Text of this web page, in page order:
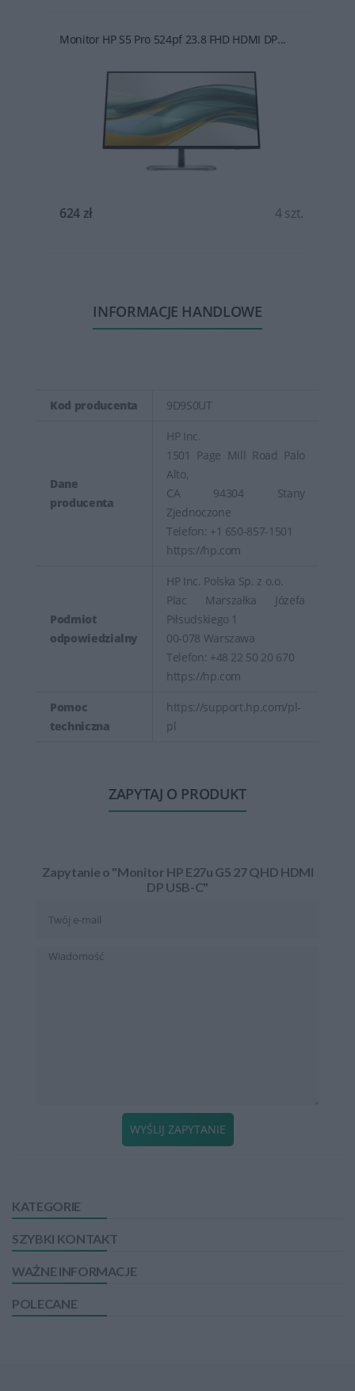
KATEGORIE
SZYBKI KONTAKT
WAŻNE INFORMACJE
POLECANE
Monitor HP S5 Pro 524pf 23.8 FHD HDMI DP...
624 zł 4 szt.
INFORMACJE HANDLOWE
Kod producenta 9D9S0UT
Dane
producenta
HP Inc.
1501 Page Mill Road Palo
Alto,
CA 94304 Stany
Zjednoczone
Telefon: +1 650-857-1501
https://hp.com
Podmiot
odpowiedzialny
HP Inc. Polska Sp. z o.o.
Plac Marszałka Józefa
Piłsudskiego 1
00-078 Warszawa
Telefon: +48 22 50 20 670
https://hp.com
Pomoc
techniczna
https://support.hp.com/pl-
pl
ZAPYTAJ O PRODUKT
Zapytanie o "Monitor HP E27u G5 27 QHD HDMI
DP USB-C"
WYŚLIJ ZAPYTANIE